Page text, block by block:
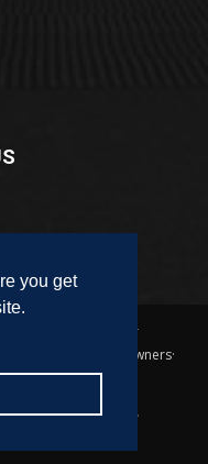
you get
Reserved · And Our
Their Respective Owners·
हलचल लेख
लघुकथा